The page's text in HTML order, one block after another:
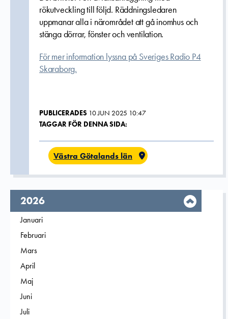
rökutveckling till följd. Räddningsledaren
uppmanar alla i närområdet att gå inomhus och
stänga dörrar, fönster och ventilation.
För mer information lyssna på Sveriges Radio P4
Skaraborg.
PUBLICERADES 10 JUN 2025 10:47
TAGGAR FÖR DENNA SIDA:
Västra Götalands län
År,
2026
Filtrera på
Januari
Filtrera på
Februari
Filtrera på
Mars
Filtrera på
April
Filtrera på
Maj
Filtrera på
Juni
Filtrera på
Juli